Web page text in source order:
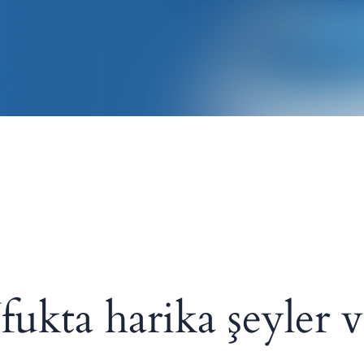
harika şeyler